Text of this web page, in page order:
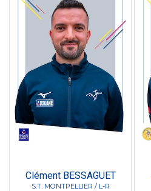
Clément BESSAGUET
S.T. MONTPELLIER / L-R